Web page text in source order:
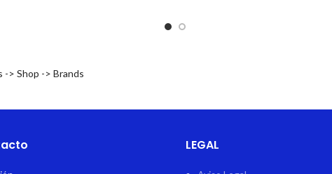
> Shop -> Brands
LEGAL